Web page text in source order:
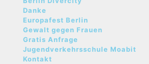
Danke
Europafest Berlin
Gewalt gegen Frauen
Gratis Anfrage
Jugendverkehrsschule Moabit
Kontakt